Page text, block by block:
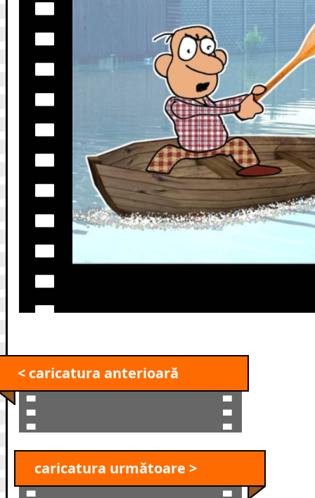
< caricatura anterioară
caricatura următoare >